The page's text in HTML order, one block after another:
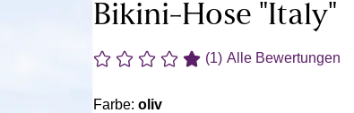
Bikini-Hose "Italy"
(1) Alle Bewertungen
Farbe: oliv